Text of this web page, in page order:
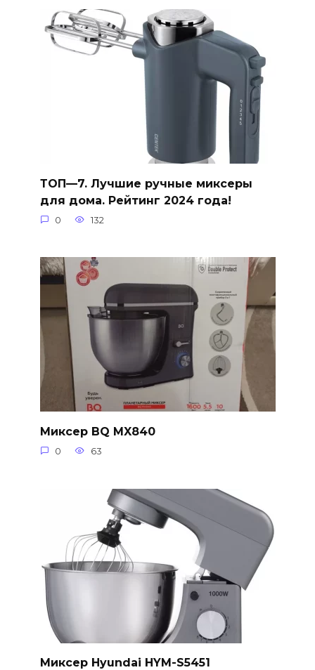
ТОП—7. Лучшие ручные миксеры
для дома. Рейтинг 2024 года!
0 132
Миксер BQ MX840
0 63
Миксер Hyundai HYM-S5451